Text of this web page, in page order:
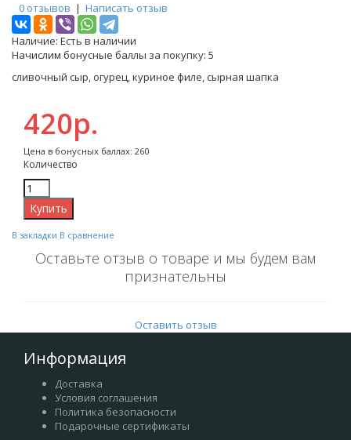
0 отзывов | Написать отзыв
Наличие: Есть в наличии
Начислим бонусные баллы за покупку: 5
сливочный сыр, огурец, куриное филе, сырная шапка
420р.
Цена в бонусных баллах: 260
Количество
В закладки В сравнение
Оставьте отзыв о товаре и мы будем вам
признательны
Оставить отзыв
Информация
Доставка
Условия соглашения
Политика безопасности
Подарочные сертификаты